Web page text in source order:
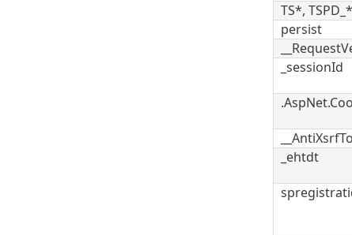
TS*, TSPD_*
persist
_sessionId
_ehtdt